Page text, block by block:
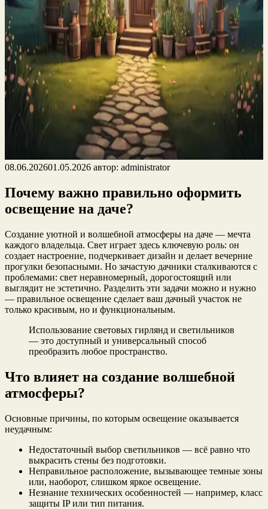
08.06.202601.05.2026 автор: administrator
Почему важно правильно оформить
освещение на даче?
Создание уютной и волшебной атмосферы на даче — мечта
каждого владельца. Свет играет здесь ключевую роль: он
создает настроение, подчеркивает дизайн и делает вечерние
прогулки безопасными. Но зачастую дачники сталкиваются с
проблемами: свет неравномерный, дорогостоящий или
выглядит не эстетично. Разделить эти задачи можно и нужно
— правильное освещение сделает ваш дачный участок не
только красивым, но и функциональным.
Использование световых гирлянд и светильников
— это доступный и универсальный способ
преобразить любое пространство.
Что влияет на создание волшебной
атмосферы?
Основные причины, по которым освещение оказывается
неудачным:
Недостаточный выбор светильников — всё равно что
выкрасить стены без подготовки.
Неправильное расположение, вызывающее темные зоны
или, наоборот, слишком яркое освещение.
Незнание технических особенностей — например, класс
защиты IP или тип питания.